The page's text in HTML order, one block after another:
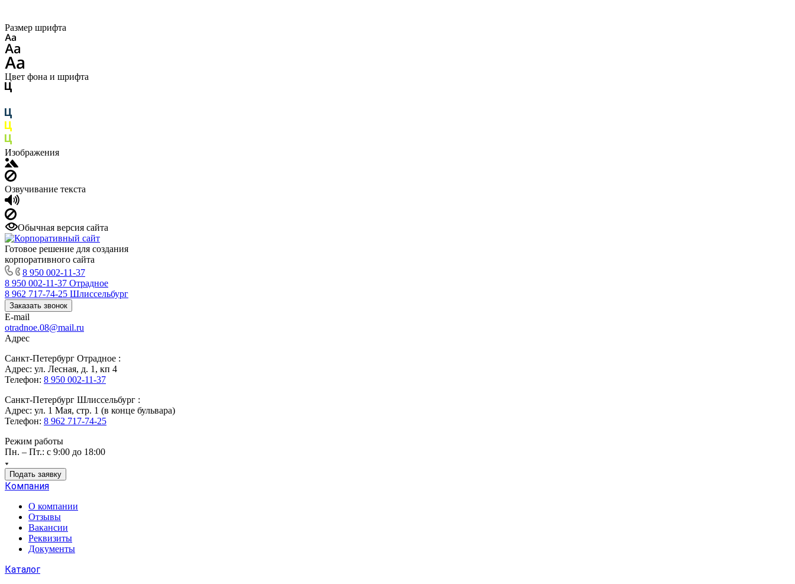
Размер шрифта
Цвет фона и шрифта
Изображения
Озвучивание текста
Обычная версия сайта
Готовое решение для создания
корпоративного сайта
8 950 002-11-37
8 950 002-11-37 Отрадное
8 962 717-74-25 Шлиссельбург
Заказать звонок
E-mail
otradnoe.08@mail.ru
Адрес
Санкт-Петербург Отрадное :
Адрес: ул. Лесная, д. 1, кп 4
Телефон: 8 950 002-11-37
Санкт-Петербург Шлиссельбург :
Адрес: ул. 1 Мая, стр. 1 (в конце бульвара)
Телефон: 8 962 717-74-25
Режим работы
Пн. – Пт.: с 9:00 до 18:00
Подать заявку
Компания
О компании
Отзывы
Вакансии
Реквизиты
Документы
Каталог